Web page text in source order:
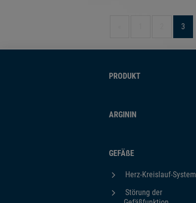
3
PRODUKT
ARGININ
GEFÄßE
Herz-Kreislauf-System
Störung der